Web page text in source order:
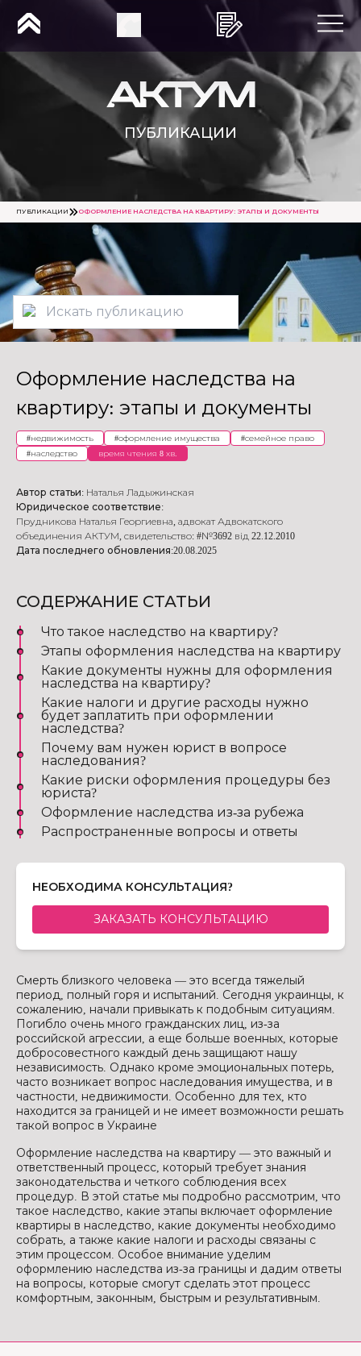
ПУБЛИКАЦИИ
ПУБЛИКАЦИИ ОФОРМЛЕНИЕ НАСЛЕДСТВА НА КВАРТИРУ: ЭТАПЫ И ДОКУМЕНТЫ
Оформление наследства на
квартиру: этапы и документы
#недвижимость #оформление имущества #семейное право
#наследство время чтения 8 хв.
Автор статьи: Наталья Ладыжинская
Юридическое соответствие:
Прудникова Наталья Георгиевна, адвокат Адвокатского
объединения АКТУМ, свидетельство: #№3692 від 22.12.2010
Дата последнего обновления:20.08.2025
СОДЕРЖАНИЕ СТАТЬИ
Что такое наследство на квартиру?
Этапы оформления наследства на квартиру
Какие документы нужны для оформления
наследства на квартиру?
Какие налоги и другие расходы нужно
будет заплатить при оформлении
наследства?
Почему вам нужен юрист в вопросе
наследования?
Какие риски оформления процедуры без
юриста?
Оформление наследства из-за рубежа
Распространенные вопросы и ответы
НЕОБХОДИМА КОНСУЛЬТАЦИЯ?
ЗАКАЗАТЬ КОНСУЛЬТАЦИЮ
Смерть близкого человека — это всегда тяжелый
период, полный горя и испытаний. Сегодня украинцы, к
сожалению, начали привыкать к подобным ситуациям.
Погибло очень много гражданских лиц, из-за
российской агрессии, а еще больше военных, которые
добросовестного каждый день защищают нашу
независимость. Однако кроме эмоциональных потерь,
часто возникает вопрос наследования имущества, и в
частности, недвижимости. Особенно для тех, кто
находится за границей и не имеет возможности решать
такой вопрос в Украине
Оформление наследства на квартиру — это важный и
ответственный процесс, который требует знания
законодательства и четкого соблюдения всех
процедур. В этой статье мы подробно рассмотрим, что
такое наследство, какие этапы включает оформление
квартиры в наследство, какие документы необходимо
собрать, а также какие налоги и расходы связаны с
этим процессом. Особое внимание уделим
оформлению наследства из-за границы и дадим ответы
на вопросы, которые смогут сделать этот процесс
комфортным, законным, быстрым и результативным.